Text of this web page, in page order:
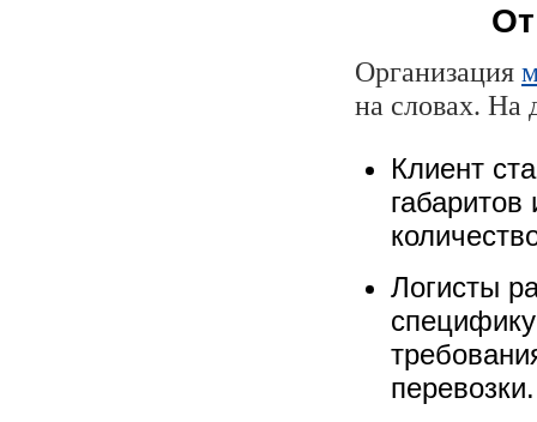
Организация
на словах. На
Клиент
Логисты
перевозки.